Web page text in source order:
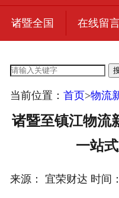
诸暨全国 在线留
当前位置： 首页>物流
诸暨至镇江物流
一站
来源： 宜荣财达 时间